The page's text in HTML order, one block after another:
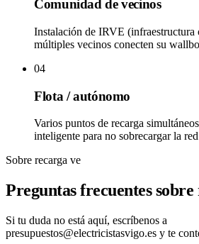
Comunidad de vecinos
Instalación de IRVE (infraestructura
múltiples vecinos conecten su
04
Flota / autónomo
Varios puntos de recarga
inteligente para no sobrecargar la
Sobre recarga ve
Preguntas frecuentes sobre
Si tu duda no está aquí, escríbenos a
presupuestos@electricistasvigo.es y te